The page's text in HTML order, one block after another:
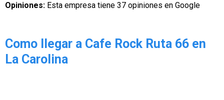
Opiniones: Esta empresa tiene 37 opiniones en Google
Como llegar a Cafe Rock Ruta 66 en
La Carolina